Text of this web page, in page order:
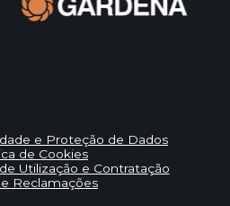
e Proteção de Dados
de Cookies
Utilização e Contratação
Reclamações